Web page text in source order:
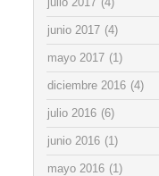
junio 2017 (4)
mayo 2017 (1)
diciembre 2016 (4)
julio 2016 (6)
junio 2016 (1)
mayo 2016 (1)